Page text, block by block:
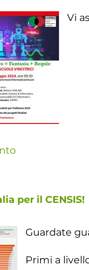
Vi
per il CENSIS!
Guardate
Primi a